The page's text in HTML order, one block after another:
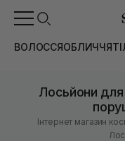
ВОЛОССЯОБЛИЧЧЯ
Лосьйони для
Інтернет магазин